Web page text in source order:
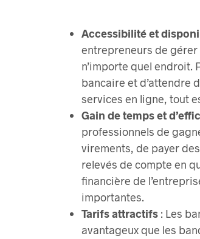
Accessibilité et
entrepreneurs de
n’importe quel endroit.
bancaire et d’attendre
services en ligne, tout
Gain de temps et
professionnels de
virements, de payer
relevés de compte en
financière de
importantes.
Tarifs attractifs : Les
avantageux que les